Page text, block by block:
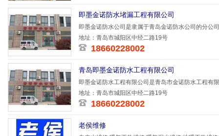
即墨金诺防水堵漏工程有限公司
即墨金诺防水公司是隶属于青岛金诺防水公司的分公
防水、青岛
地址：青岛市城阳区中经二路19号
18660228002
青岛即墨金诺防水工程有限公司
即墨金诺防水工程有限公司是青岛市金诺防水工程有
以来，我们
地址：青岛市城阳区中经二路19号
18660228002
老侯维修